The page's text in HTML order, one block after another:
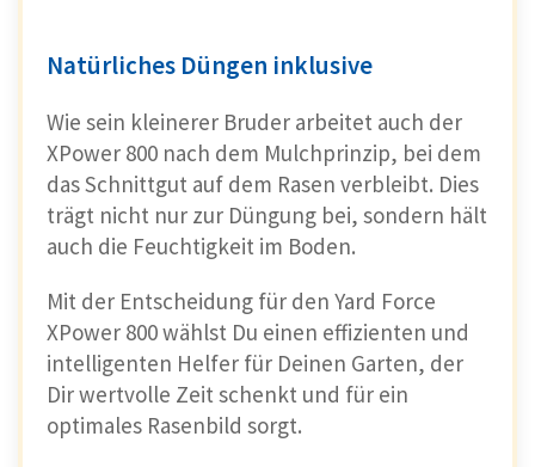
Natürliches Düngen inklusive
Wie sein kleinerer Bruder arbeitet auch der
XPower 800 nach dem Mulchprinzip, bei dem
das Schnittgut auf dem Rasen verbleibt. Dies
trägt nicht nur zur Düngung bei, sondern hält
auch die Feuchtigkeit im Boden.
Mit der Entscheidung für den Yard Force
XPower 800 wählst Du einen effizienten und
intelligenten Helfer für Deinen Garten, der
Dir wertvolle Zeit schenkt und für ein
optimales Rasenbild sorgt.